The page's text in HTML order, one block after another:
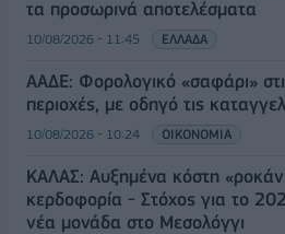
τα προσωρινά αποτελέσματα
10/08/2026 - 11:45 ΕΛΛΑΔΑ
ΑΑΔΕ: Φορολογικό «σαφάρι»
περιοχές, με οδηγό τις
10/08/2026 - 10:24 ΟΙΚΟΝΟΜΙΑ
ΚΑΛΑΣ: Αυξημένα κόστη
κερδοφορία - Στόχος για το
νέα μονάδα στο Μεσολόγγι